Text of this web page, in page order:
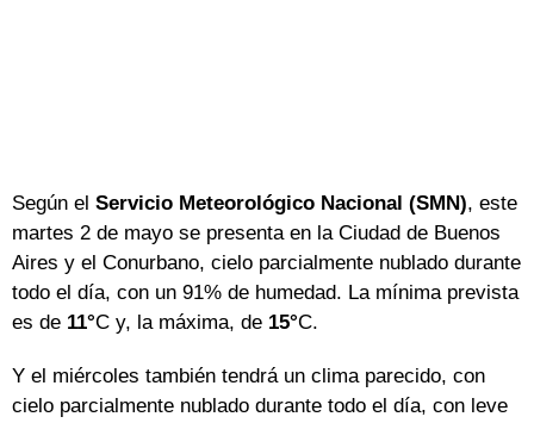
Según el Servicio Meteorológico Nacional (SMN), este
martes 2 de mayo se presenta en la Ciudad de Buenos
Aires y el Conurbano, cielo parcialmente nublado durante
todo el día, con un 91% de humedad. La mínima prevista
es de 11°C y, la máxima, de 15°C.
Y el miércoles también tendrá un clima parecido, con
cielo parcialmente nublado durante todo el día, con leve